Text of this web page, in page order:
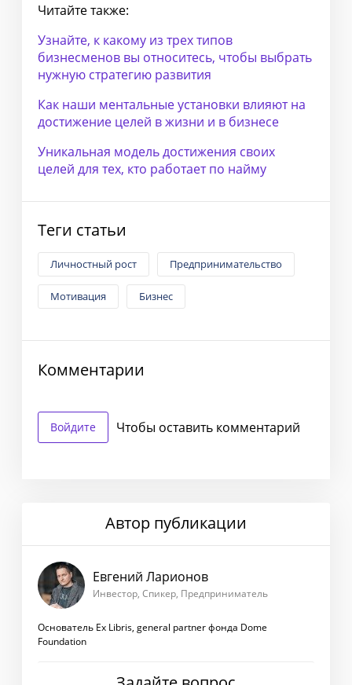
Читайте также:
Узнайте, к какому из трех типов
бизнесменов вы относитесь, чтобы выбрать
нужную стратегию развития
Как наши ментальные установки влияют на
достижение целей в жизни и в бизнесе
Уникальная модель достижения своих
целей для тех, кто работает по найму
Теги статьи
Личностный рост Предпринимательство
Мотивация Бизнес
Комментарии
Войдите Чтобы оставить комментарий
Автор публикации
Евгений Ларионов
Инвестор, Спикер, Предприниматель
Основатель Ex Libris, general partner фонда Dome
Foundation